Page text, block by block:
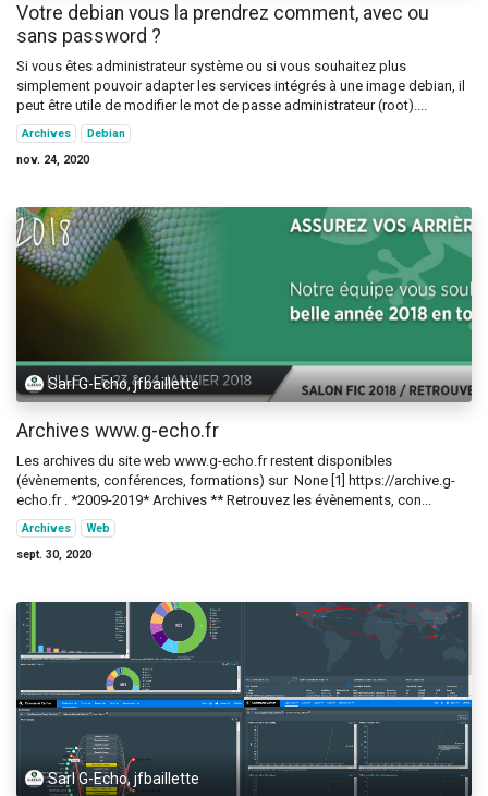
Votre debian vous la prendrez comment, avec ou
sans password ?
Si vous êtes administrateur système ou si vous souhaitez plus
simplement pouvoir adapter les services intégrés à une image debian, il
peut être utile de modifier le mot de passe administrateur (root)....
Archives
Debian
nov. 24, 2020
Sarl G-Echo, jfbaillette
Archives www.g-echo.fr
Les archives du site web www.g-echo.fr restent disponibles
(évènements, conférences, formations) sur None [1] https://archive.g-
echo.fr . *2009-2019* Archives ** Retrouvez les évènements, con...
Archives
Web
sept. 30, 2020
Sarl G-Echo, jfbaillette